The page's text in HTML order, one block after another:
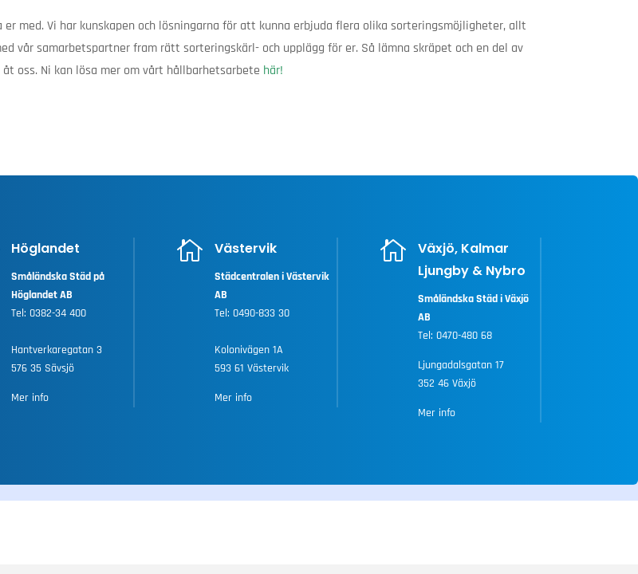
med. Vi har kunskapen och lösningarna för att kunna erbjuda flera olika sorteringsmöjligheter, allt
vår samarbetspartner fram rätt sorteringskärl- och upplägg för er. Så lämna skräpet och en del av
oss. Ni kan lösa mer om vårt hållbarhetsarbete här!
Höglandet
Småländska Städ på
Höglandet AB
Tel: 0382-34 400
Hantverkaregatan 3
576 35 Sävsjö
Mer info
 Västervik
Städcentralen i Västervik
AB
Tel: 0490-833 30
Kolonivägen 1A
593 61 Västervik
Mer info

Växjö, Kalmar
Ljungby & Nybro
Småländska Städ i Växjö
AB
Tel:0470-480 68
Ljungadalsgatan 17
352 46 Växjö
Mer info